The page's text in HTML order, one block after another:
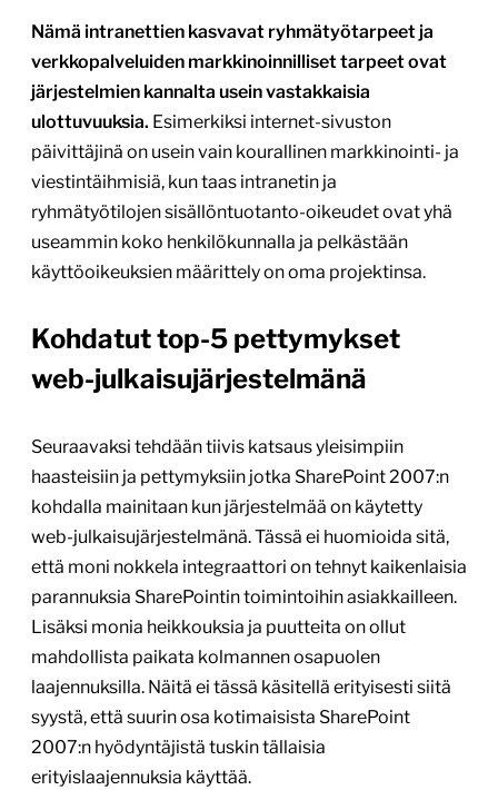
Nämä intranettien kasvavat ryhmätyötarpeet ja
verkkopalveluiden markkinoinnilliset tarpeet ovat
järjestelmien kannalta usein vastakkaisia
ulottuvuuksia. Esimerkiksi internet-sivuston
päivittäjinä on usein vain kourallinen markkinointi- ja
viestintäihmisiä, kun taas intranetin ja
ryhmätyötilojen sisällöntuotanto-oikeudet ovat yhä
useammin koko henkilökunnalla ja pelkästään
käyttöoikeuksien määrittely on oma projektinsa.
Kohdatut top-5 pettymykset
web-julkaisujärjestelmänä
Seuraavaksi tehdään tiivis katsaus yleisimpiin
haasteisiin ja pettymyksiin jotka SharePoint 2007:n
kohdalla mainitaan kun järjestelmää on käytetty
web-julkaisujärjestelmänä. Tässä ei huomioida sitä,
että moni nokkela integraattori on tehnyt kaikenlaisia
parannuksia SharePointin toimintoihin asiakkailleen.
Lisäksi monia heikkouksia ja puutteita on ollut
mahdollista paikata kolmannen osapuolen
laajennuksilla. Näitä ei tässä käsitellä erityisesti siitä
syystä, että suurin osa kotimaisista SharePoint
2007:n hyödyntäjistä tuskin tällaisia
erityislaajennuksia käyttää.